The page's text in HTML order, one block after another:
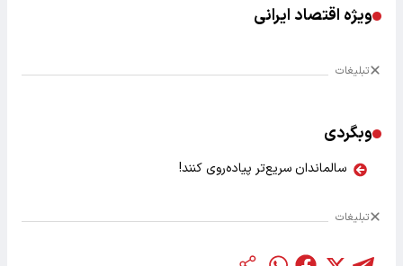
ویژه اقتصاد ایرانی
تبلیغات
وبگردی
سالماندان سریع‌تر پیاده‌روی کنند!
تبلیغات